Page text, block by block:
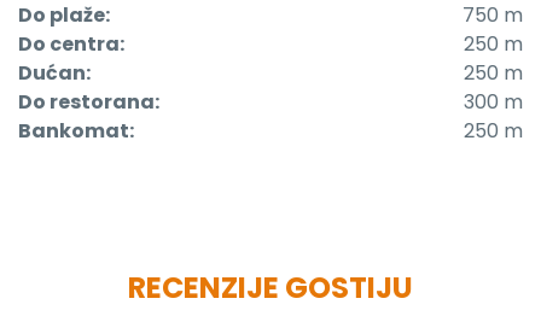
Do plaže:
750 m
Do centra:
250 m
Dućan:
250 m
Do restorana:
300 m
Bankomat:
250 m
RECENZIJE GOSTIJU